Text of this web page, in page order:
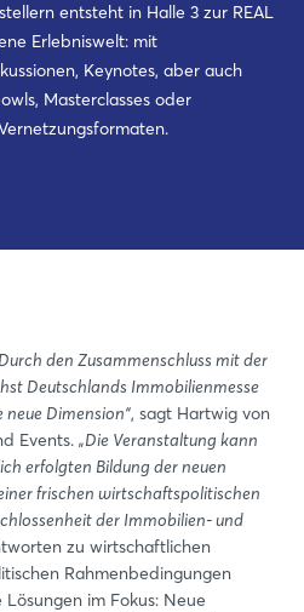
entsteht in Halle 3 zur REAL
Erlebniswelt: mit
Keynotes, aber auch
Masterclasses oder
den Zusammenschluss mit der
Deutschlands Immobilienmesse
Dimension“, sagt Hartwig von
Events. „Die Veranstaltung kann
erfolgten Bildung der neuen
frischen wirtschaftspolitischen
der Immobilien- und
zu wirtschaftlichen
Rahmenbedingungen
im Fokus: Neue